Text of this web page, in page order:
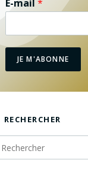
E-mail *
JE M'ABONNE
RECHERCHER